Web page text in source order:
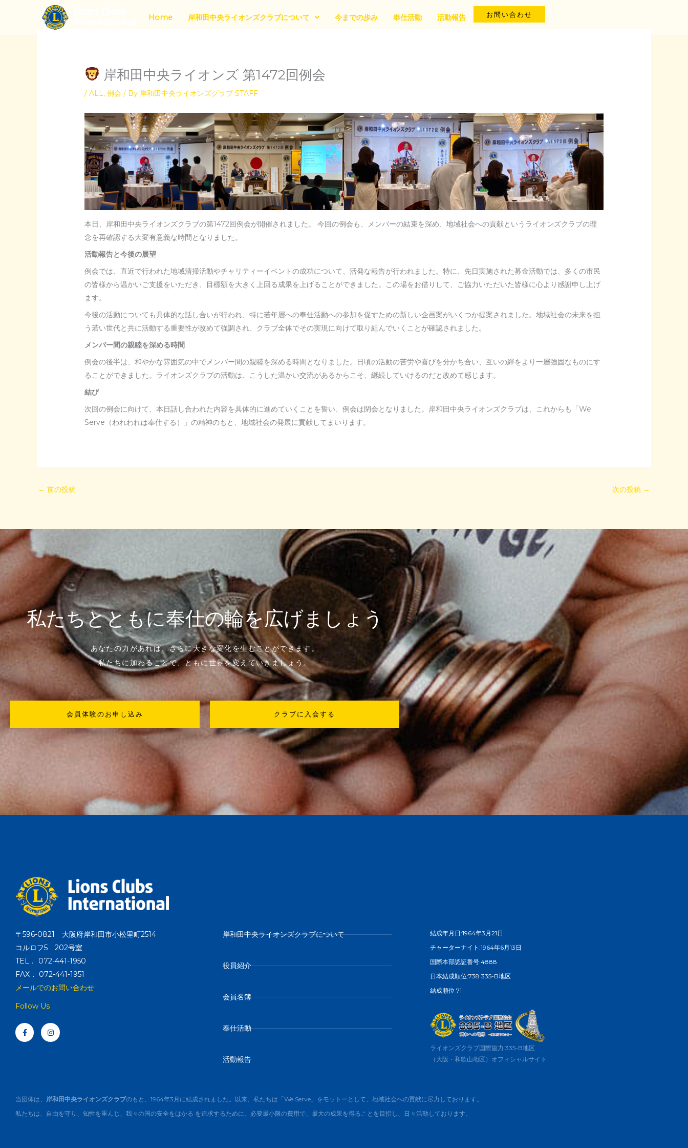
Home 岸和田中央ライオンズクラブについて 今までの歩み 奉仕活動 活動報告 お問い合わせ
岸和田中央ライオンズ 第1472回例会
/ALL,例会 / By 岸和田中央ライオンズグラブ STAFF
本日、岸和田中央ライオンズクラブの第1472回例会が開催されました。 今回の例会も、メンバーの結束を深め、地域社会への貢献というライオンズクラブの理
念を再確認する大変有意義な時間となりました。
活動報告と今後の展望
例会では、直近で行われた地域清掃活動やチャリティーイベントの成功について、活発な報告が行われました。特に、先日実施された募金活動では、多くの市民
の皆様から温かいご支援をいただき、目標額を大きく上回る成果を上げることができました。この場をお借りして、ご協力いただいた皆様に心より感謝申し上げ
ます。
今後の活動についても具体的な話し合いが行われ、特に若年層への奉仕活動への参加を促すための新しい企画案がいくつか提案されました。地域社会の未来を担
う若い世代と共に活動する重要性が改めて強調され、クラブ全体でその実現に向けて取り組んでいくことが確認されました。
メンバー間の親睦を深める時間
例会の後半は、和やかな雰囲気の中でメンバー間の親睦を深める時間となりました。日頃の活動の苦労や喜びを分かち合い、互いの絆をより一層強固なものにす
ることができました。ライオンズクラブの活動は、こうした温かい交流があるからこそ、継続していけるのだと改めて感じます。
結び
次回の例会に向けて、本日話し合われた内容を具体的に進めていくことを誓い、例会は閉会となりました。岸和田中央ライオンズクラブは、これからも「We
Serve（われわれは奉仕する）」の精神のもと、地域社会の発展に貢献してまいります。
← 前の投稿 次の投稿 →
私たちとともに奉仕の輪を広げましょう
あなたの力があれば、さらに大きな変化を生むことができます。
私たちに加わることで、ともに世界を変えていきましょう。
会員体験のお申し込み クラブに入会する
〒596-0821 大阪府岸和田市小松里町2514
コルロフ5 202号室
TEL． 072-441-1950
FAX． 072-441-1951
メールでのお問い合わせ
Follow Us
a
c
e
b
n
s
t
a
岸和田中央ライオンズクラブについて
役員紹介
会員名簿
奉仕活動
活動報告
結成年月日:1964年3月21日
チャーターナイト:1964年6月13日
国際本部認証番号:4888
日本結成順位:738 335-B地区
結成順位 71
ライオンズクラブ国際協力 335-B地区
（大阪・和歌山地区）オフィシャルサイト
当団体は、 岸和田中央ライオンズクラブのもと、1964年3月に結成されました。以来、私たちは「We Serve」をモットーとして、地域社会への貢献に尽力しております。
私たちは、自由を守り、知性を重んじ、我々の国の安全をはかる を追求するために、必要最小限の費用で、最大の成果を得ることを目指し、日々活動しております。